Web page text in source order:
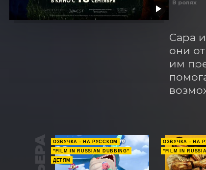
В ролях
Сара
они
им
ОЗВУЧКА - НА РУССКОМ
"FILM IN RUSSIAN DUBBING"
ДЕТЯМ
ОЗВУЧКА - НА
"FILM IN